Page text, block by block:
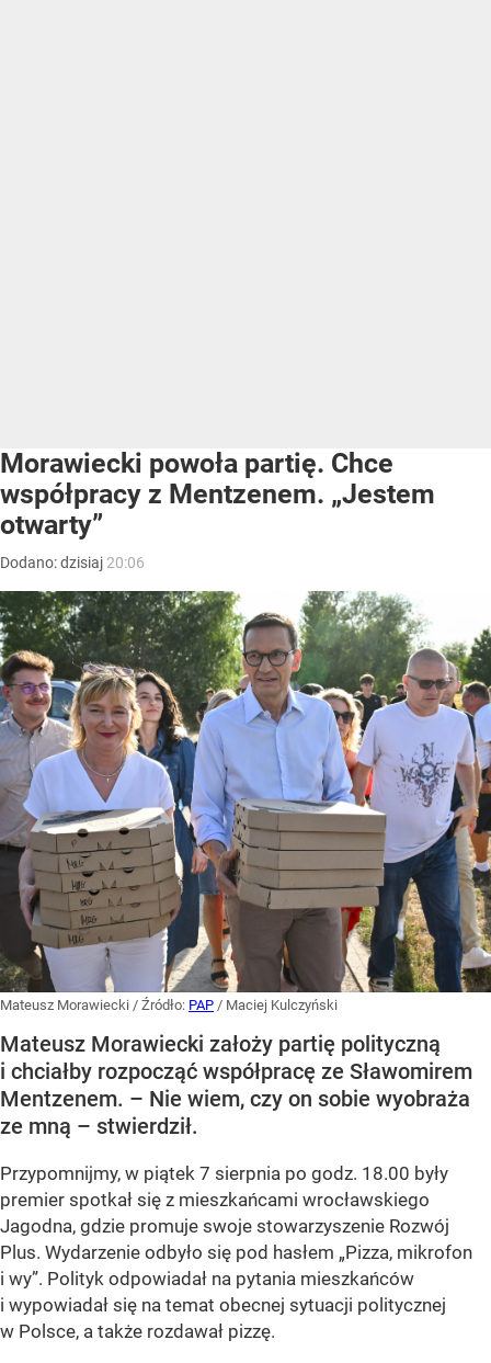
Morawiecki powoła partię. Chce
współpracy z Mentzenem. „Jestem
otwarty”
Dodano:dzisiaj 20:06
Mateusz Morawiecki / Źródło: PAP / Maciej Kulczyński
Mateusz Morawiecki założy partię polityczną
i chciałby rozpocząć współpracę ze Sławomirem
Mentzenem. – Nie wiem, czy on sobie wyobraża
ze mną – stwierdził.
Przypomnijmy, w piątek 7 sierpnia po godz. 18.00 były
premier spotkał się z mieszkańcami wrocławskiego
Jagodna, gdzie promuje swoje stowarzyszenie Rozwój
Plus. Wydarzenie odbyło się pod hasłem „Pizza, mikrofon
i wy”. Polityk odpowiadał na pytania mieszkańców
i wypowiadał się na temat obecnej sytuacji politycznej
w Polsce, a także rozdawał pizzę.